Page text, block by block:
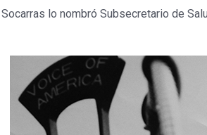
lo nombró Subsecretario de